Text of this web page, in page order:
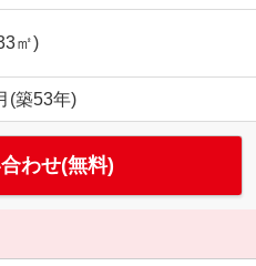
㎡)
(築53年)
わせ(無料)